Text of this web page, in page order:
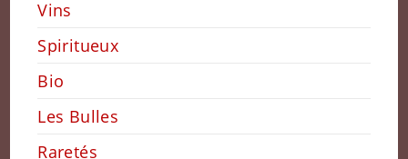
Vins
Spiritueux
Bio
Les Bulles
Raretés